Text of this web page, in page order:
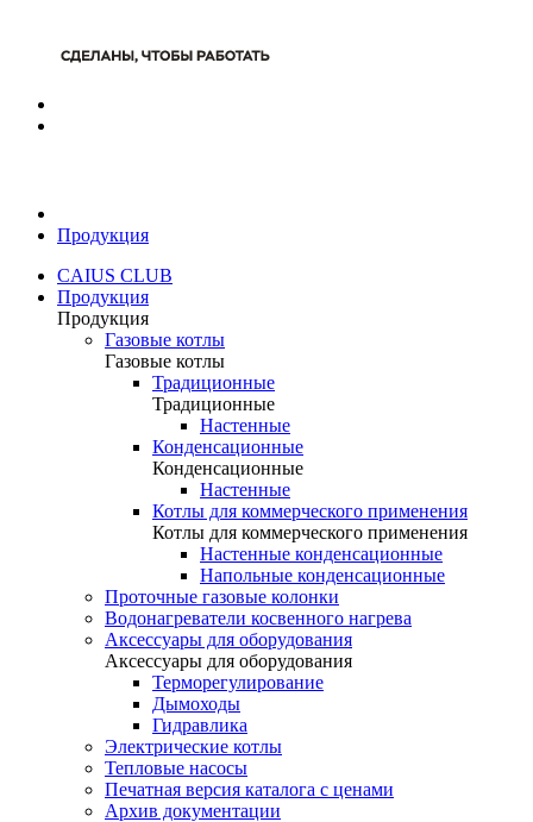
Продукция
CAIUS CLUB
Продукция
Продукция
Газовые котлы
Газовые котлы
Традиционные
Традиционные
Настенные
Конденсационные
Конденсационные
Настенные
Котлы для коммерческого применения
Котлы для коммерческого применения
Настенные конденсационные
Напольные конденсационные
Проточные газовые колонки
Водонагреватели косвенного нагрева
Аксессуары для оборудования
Аксессуары для оборудования
Терморегулирование
Дымоходы
Гидравлика
Электрические котлы
Тепловые насосы
Печатная версия каталога с ценами
Архив документации